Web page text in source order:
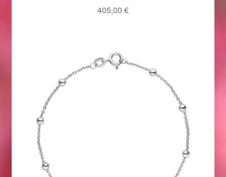
Magisches und Festliches zu Halloween 2022
Logout
Ostergeschenke finden für Ostern 2015
Ostergeschenke finden für Ostern 2016
405,00 €